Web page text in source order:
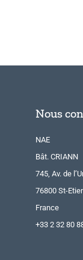
Nous
NAE
Bât. CRIANN
745, Av. de
76800 St-
France
+33 2 32 80